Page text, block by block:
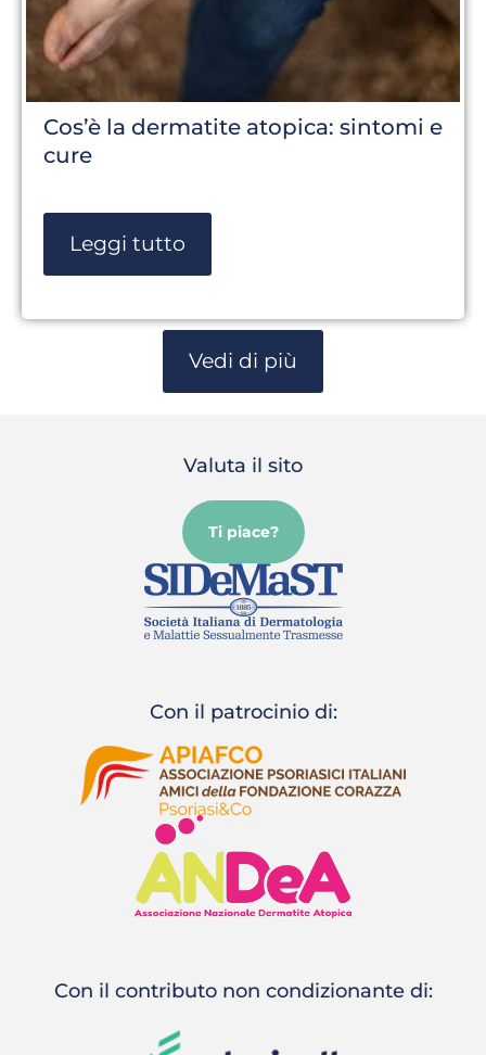
Cos’è la dermatite atopica: sintomi e
cure
Leggi tutto
Vedi di più
Valuta il sito
Ti piace?
Con il patrocinio di:
Con il contributo non condizionante di: